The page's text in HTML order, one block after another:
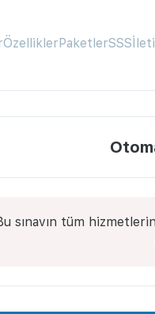
ÖzelliklerPaketlerSSS
sınavın tüm